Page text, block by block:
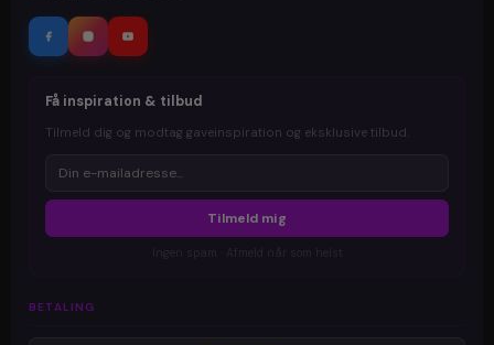
Få inspiration & tilbud
Tilmeld dig og modtag gaveinspiration og eksklusive tilbud.
Tilmeld mig
BETALING